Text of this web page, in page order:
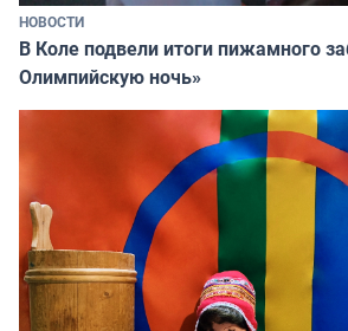
НОВОСТИ
В Коле подвели итоги пижамного
Олимпийскую ночь»